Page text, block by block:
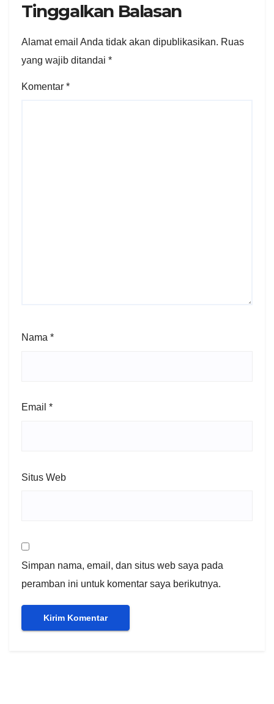
Tinggalkan Balasan
Alamat email Anda tidak akan dipublikasikan. Ruas
yang wajib ditandai *
Komentar *
Nama *
Email *
Situs Web
Simpan nama, email, dan situs web saya pada
peramban ini untuk komentar saya berikutnya.